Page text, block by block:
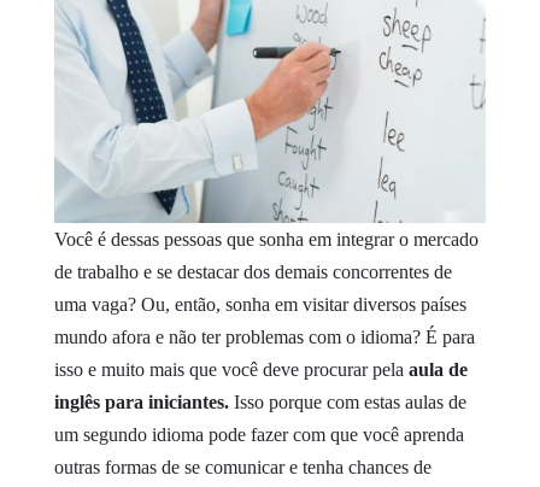
Você é dessas pessoas que sonha em integrar o mercado
de trabalho e se destacar dos demais concorrentes de
uma vaga? Ou, então, sonha em visitar diversos países
mundo afora e não ter problemas com o idioma? É para
isso e muito mais que você deve procurar pela aula de
inglês para iniciantes. Isso porque com estas aulas de
um segundo idioma pode fazer com que você aprenda
outras formas de se comunicar e tenha chances de